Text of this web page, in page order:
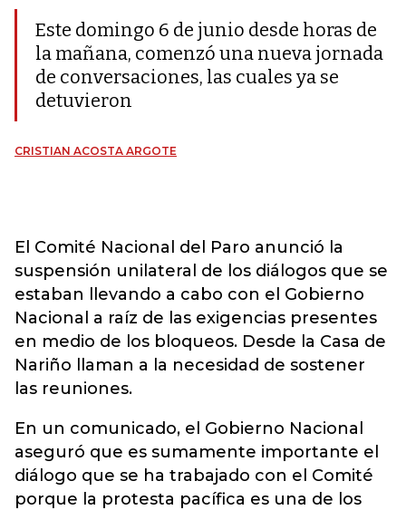
Este domingo 6 de junio desde horas de
la mañana, comenzó una nueva jornada
de conversaciones, las cuales ya se
detuvieron
CRISTIAN ACOSTA ARGOTE
El Comité Nacional del Paro anunció la
suspensión unilateral de los diálogos que se
estaban llevando a cabo con el Gobierno
Nacional a raíz de las exigencias presentes
en medio de los bloqueos. Desde la Casa de
Nariño llaman a la necesidad de sostener
las reuniones.
En un comunicado, el Gobierno Nacional
aseguró que es sumamente importante el
diálogo que se ha trabajado con el Comité
porque la protesta pacífica es una de los